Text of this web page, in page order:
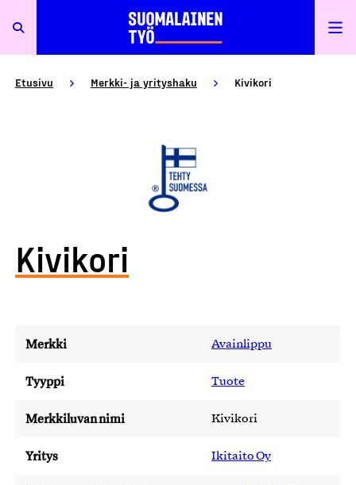
Etusivu Merkki- ja yrityshaku Kivikori
Kivikori
Merkki Avainlippu
Tyyppi Tuote
Merkkiluvan nimi Kivikori
Yritys Ikitaito Oy